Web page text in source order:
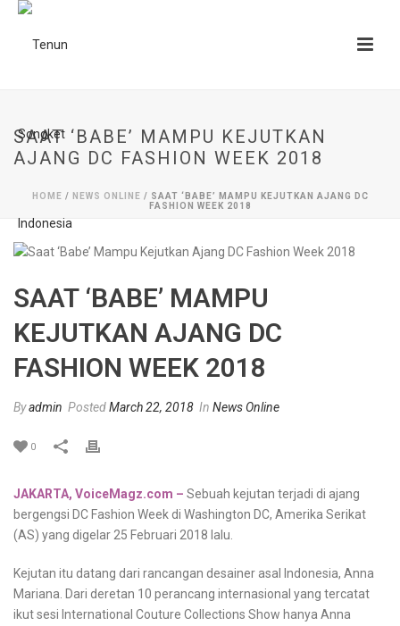
SAAT ‘BABE’ MAMPU KEJUTKAN
AJANG DC FASHION WEEK 2018
HOME / NEWS ONLINE / SAAT ‘BABE’ MAMPU KEJUTKAN AJANG DC
FASHION WEEK 2018
SAAT ‘BABE’ MAMPU
KEJUTKAN AJANG DC
FASHION WEEK 2018
Byadmin PostedMarch 22, 2018 In News Online
0
JAKARTA, VoiceMagz.com – Sebuah kejutan terjadi di ajang
bergengsi DC Fashion Week di Washington DC, Amerika Serikat
(AS) yang digelar 25 Februari 2018 lalu.
Kejutan itu datang dari rancangan desainer asal Indonesia, Anna
Mariana. Dari deretan 10 perancang internasional yang tercatat
ikut sesi International Couture Collections Show hanya Anna